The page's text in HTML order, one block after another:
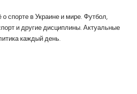
о спорте в Украине и мире. Футбол,
и другие дисциплины. Актуальные
каждый день.